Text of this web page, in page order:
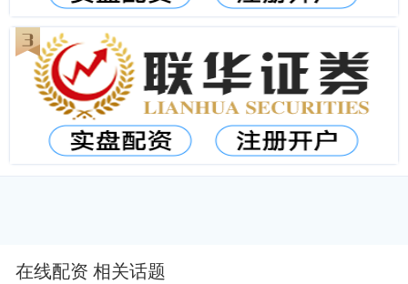
在线配资 相关话题